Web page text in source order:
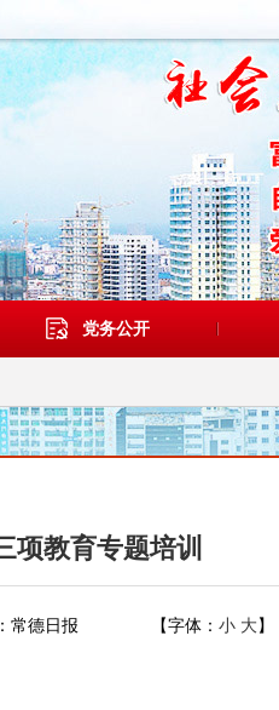
党务公开
项教育专题培训
常德日报 【字体： 小 大】